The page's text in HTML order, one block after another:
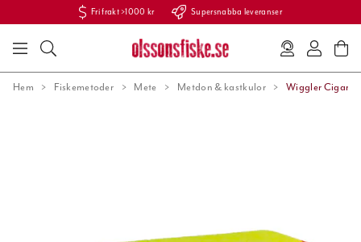
Fri frakt >1000 kr Supersnabba leveranser
Hem Fiskemetoder Mete Metdon & kastkulor Wiggler